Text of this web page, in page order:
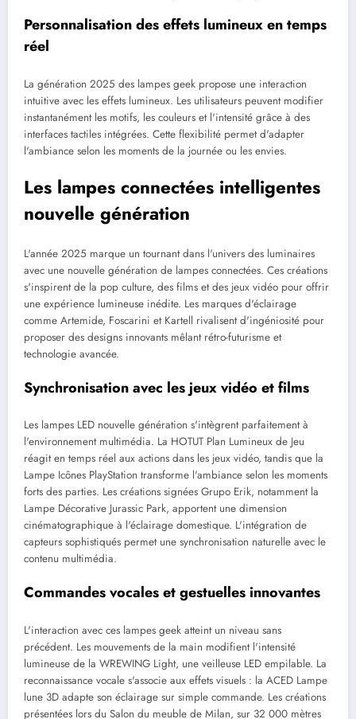
Personnalisation des effets lumineux en temps
réel
La génération 2025 des lampes geek propose une interaction
intuitive avec les effets lumineux. Les utilisateurs peuvent modifier
instantanément les motifs, les couleurs et l'intensité grâce à des
interfaces tactiles intégrées. Cette flexibilité permet d'adapter
l'ambiance selon les moments de la journée ou les envies.
Les lampes connectées intelligentes
nouvelle génération
L'année 2025 marque un tournant dans l'univers des luminaires
avec une nouvelle génération de lampes connectées. Ces créations
s'inspirent de la pop culture, des films et des jeux vidéo pour offrir
une expérience lumineuse inédite. Les marques d'éclairage
comme Artemide, Foscarini et Kartell rivalisent d'ingéniosité pour
proposer des designs innovants mêlant rétro-futurisme et
technologie avancée.
Synchronisation avec les jeux vidéo et films
Les lampes LED nouvelle génération s'intègrent parfaitement à
l'environnement multimédia. La HOTUT Plan Lumineux de Jeu
réagit en temps réel aux actions dans les jeux vidéo, tandis que la
Lampe Icônes PlayStation transforme l'ambiance selon les moments
forts des parties. Les créations signées Grupo Erik, notamment la
Lampe Décorative Jurassic Park, apportent une dimension
cinématographique à l'éclairage domestique. L'intégration de
capteurs sophistiqués permet une synchronisation naturelle avec le
contenu multimédia.
Commandes vocales et gestuelles innovantes
L'interaction avec ces lampes geek atteint un niveau sans
précédent. Les mouvements de la main modifient l'intensité
lumineuse de la WREWING Light, une veilleuse LED empilable. La
reconnaissance vocale s'associe aux effets visuels : la ACED Lampe
lune 3D adapte son éclairage sur simple commande. Les créations
présentées lors du Salon du meuble de Milan, sur 32 000 mètres